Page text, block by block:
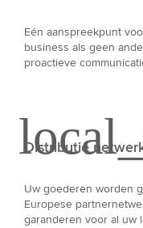
Eén aanspreekpunt
business als geen
proactieve
Distributie
Uw goederen worden
Europese
garanderen voor al uw